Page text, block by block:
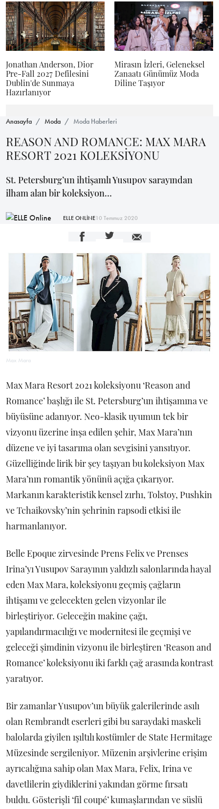
Jonathan Anderson, Dior
Pre-Fall 2027 Defilesini
Dublin'de Sunmaya
Hazırlanıyor
Mirasın İzleri, Geleneksel
Zanaatı Günümüz Moda
Diline Taşıyor
Anasayfa Moda Moda Haberleri
REASON AND ROMANCE: MAX MARA
RESORT 2021 KOLEKSİYONU
St. Petersburg’un ihtişamlı Yusupov sarayından
ilham alan bir koleksiyon…
ELLE ONLİNE10 Temmuz 2020
Max Mara
Max Mara Resort 2021 koleksiyonu ‘Reason and
Romance’ başlığı ile St. Petersburg’un ihtişamına ve
büyüsüne adanıyor. Neo-klasik uyumun tek bir
vizyonu üzerine inşa edilen şehir, Max Mara’nın
düzene ve iyi tasarıma olan sevgisini yansıtıyor.
Güzelliğinde lirik bir şey taşıyan bu koleksiyon Max
Mara’nın romantik yönünü açığa çıkarıyor.
Markanın karakteristik kensel zırhı, Tolstoy, Pushkin
ve Tchaikovsky’nin şehrinin rapsodi etkisi ile
harmanlanıyor.
Belle Epoque zirvesinde Prens Felix ve Prenses
Irina’yı Yusupov Sarayının yaldızlı salonlarında hayal
eden Max Mara, koleksiyonu geçmiş çağların
ihtişamı ve gelecekten gelen vizyonlar ile
birleştiriyor. Geleceğin makine çağı,
yapılandırmacılığı ve modernitesi ile geçmişi ve
geleceği şimdinin vizyonu ile birleştiren ‘Reason and
Romance’ koleksiyonu iki farklı çağ arasında kontrast
yaratıyor.
Bir zamanlar Yusupov’un büyük galerilerinde asılı
olan Rembrandt eserleri gibi bu saraydaki maskeli
balolarda giyilen ışıltılı kostümler de State Hermitage
Müzesinde sergileniyor. Müzenin arşivlerine erişim
ayrıcalığına sahip olan Max Mara, Felix, Irina ve
davetlilerin giydiklerini yakından görme fırsatı
buldu. Gösterişli ‘fil coupé’ kumaşlarından ve süslü